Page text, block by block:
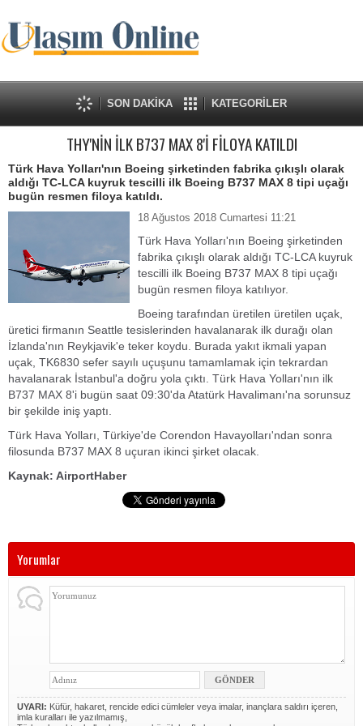
SON DAKİKA KATEGORİLER
THY'NİN İLK B737 MAX 8'İ FİLOYA KATILDI
Türk Hava Yolları'nın Boeing şirketinden fabrika çıkışlı olarak
aldığı TC-LCA kuyruk tescilli ilk Boeing B737 MAX 8 tipi uçağı
bugün resmen filoya katıldı.
18 Ağustos 2018 Cumartesi 11:21
Türk Hava Yolları'nın Boeing şirketinden
fabrika çıkışlı olarak aldığı TC-LCA kuyruk
tescilli ilk Boeing B737 MAX 8 tipi uçağı
bugün resmen filoya katılıyor.
Boeing tarafından üretilen üretilen uçak,
üretici firmanın Seattle tesislerinden havalanarak ilk durağı olan
İzlanda'nın Reykjavik'e teker koydu. Burada yakıt ikmali yapan
uçak, TK6830 sefer sayılı uçuşunu tamamlamak için tekrardan
havalanarak İstanbul'a doğru yola çıktı. Türk Hava Yolları'nın ilk
B737 MAX 8'i bugün saat 09:30'da Atatürk Havalimanı'na sorunsuz
bir şekilde iniş yaptı.
Türk Hava Yolları, Türkiye'de Corendon Havayolları'ndan sonra
filosunda B737 MAX 8 uçuran ikinci şirket olacak.
Kaynak: AirportHaber
Yorumlar
UYARI: Küfür, hakaret, rencide edici cümleler veya imalar, inançlara saldırı içeren,
imla kuralları ile yazılmamış,